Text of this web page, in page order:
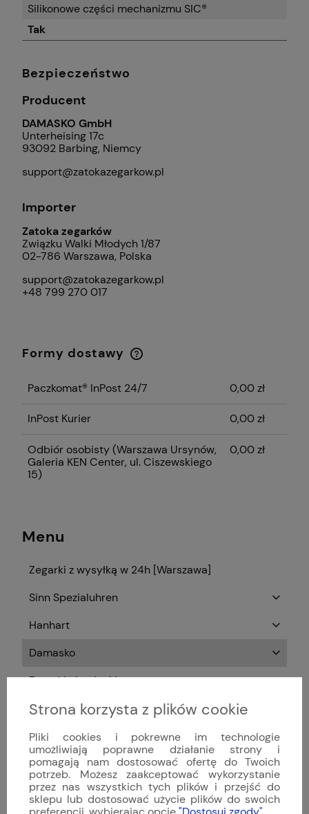
Silikonowe części mechanizmu SIC®
Tak
Bezpieczeństwo
Producent
DAMASKO GmbH
Unterheising 17c
93092 Barbing, Niemcy
support@zatokazegarkow.pl
Importer
Zatoka zegarków
Związku Walki Młodych 1/87
02-786 Warszawa, Polska
support@zatokazegarkow.pl
+48 799 270 017
Formy dostawy
Cena nie zawiera ewentualnych kosztów
Paczkomat® InPost 24/7 0,00 zł
InPost Kurier 0,00 zł
Odbiór osobisty(Warszawa Ursynów,
Galeria KEN Center, ul. Ciszewskiego
15)
0,00 zł
Menu
Zegarki z wysyłką w 24h [Warszawa]
Sinn Spezialuhren
Hanhart
Damasko
Zegarki niemieckie
Paski do zegarków
Paski do zegarków - kolor
Paski do zegarków - rozmiar
Paski na indywidualne zamówienie
Strona korzysta z plików cookie
Pliki cookies i pokrewne im technologie
umożliwiają poprawne działanie strony i
pomagają nam dostosować ofertę do Twoich
potrzeb. Możesz zaakceptować wykorzystanie
przez nas wszystkich tych plików i przejść do
sklepu lub dostosować użycie plików do swoich